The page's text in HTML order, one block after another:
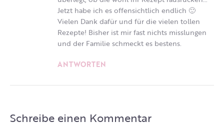
Jetzt habe ich es offensichtlich endlich 🙂
Vielen Dank dafür und für die vielen tollen
Rezepte! Bisher ist mir fast nichts misslungen
und der Familie schmeckt es bestens.
ANTWORTEN
Schreibe einen Kommentar